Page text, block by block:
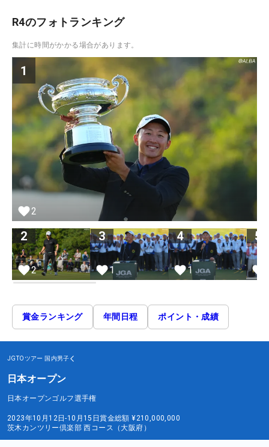
R4のフォトランキング
集計に時間がかかる場合があります。
1
2
2
2
3
1
4
1
5
賞金ランキング 年間日程 ポイント・成績
JGTOツアー 国内男子
日本オープン
日本オープンゴルフ選手権
2023年10月12日-10月15日賞金総額 ¥210,000,000
茨木カンツリー倶楽部 西コース（大阪府）